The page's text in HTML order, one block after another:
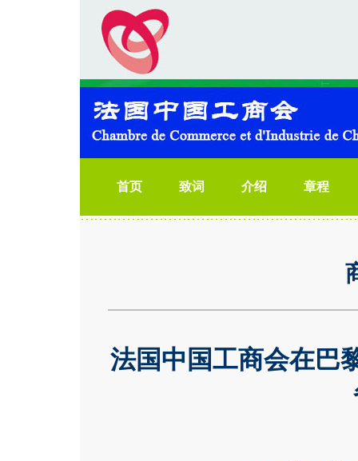
首页 致词 介绍 章程
法国中国工商会在巴